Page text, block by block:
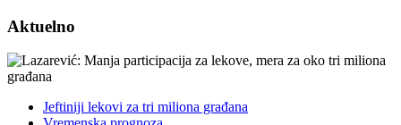
Aktuelno
Jeftiniji lekovi za tri miliona građana